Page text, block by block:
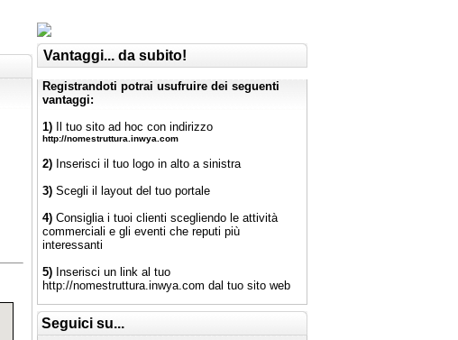
Vantaggi... da subito!
Registrandoti potrai usufruire dei seguenti
vantaggi:
1) Il tuo sito ad hoc con indirizzo
http://nomestruttura.inwya.com
2) Inserisci il tuo logo in alto a sinistra
3) Scegli il layout del tuo portale
4) Consiglia i tuoi clienti scegliendo le attività
commerciali e gli eventi che reputi più
interessanti
5) Inserisci un link al tuo
http://nomestruttura.inwya.com dal tuo sito web
Seguici su...